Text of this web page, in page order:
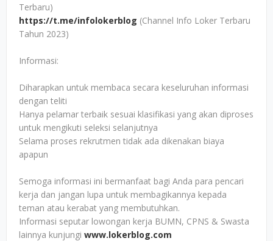
Terbaru)
https://t.me/infolokerblog (Channel Info Loker Terbaru
Tahun 2023)
Informasi:
Diharapkan untuk membaca secara keseluruhan informasi
dengan teliti
Hanya pelamar terbaik sesuai klasifikasi yang akan diproses
untuk mengikuti seleksi selanjutnya
Selama proses rekrutmen tidak ada dikenakan biaya
apapun
Semoga informasi ini bermanfaat bagi Anda para pencari
kerja dan jangan lupa untuk membagikannya kepada
teman atau kerabat yang membutuhkan.
Informasi seputar lowongan kerja BUMN, CPNS & Swasta
lainnya kunjungi www.lokerblog.com